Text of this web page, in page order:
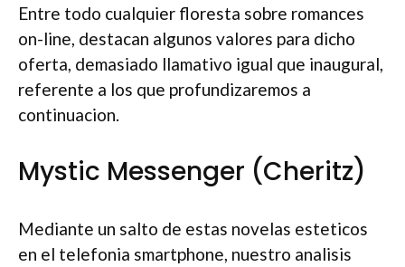
Entre todo cualquier floresta sobre romances
on-line, destacan algunos valores para dicho
oferta, demasiado llamativo igual que inaugural,
referente a los que profundizaremos a
continuacion.
Mystic Messenger (Cheritz)
Mediante un salto de estas novelas esteticos
en el telefonia smartphone, nuestro analisis